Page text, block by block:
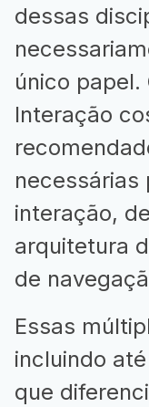
dessas
único papel.
Interação
necessárias
interação,
arquitetura
de
Essas
incluindo
que